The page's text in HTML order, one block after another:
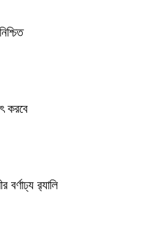
করবে
বর্ণাঢ্য র‍্যালি